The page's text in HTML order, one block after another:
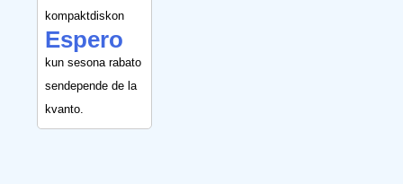
kompaktdiskon
Espero
kun sesona rabato
sendepende de la
kvanto.